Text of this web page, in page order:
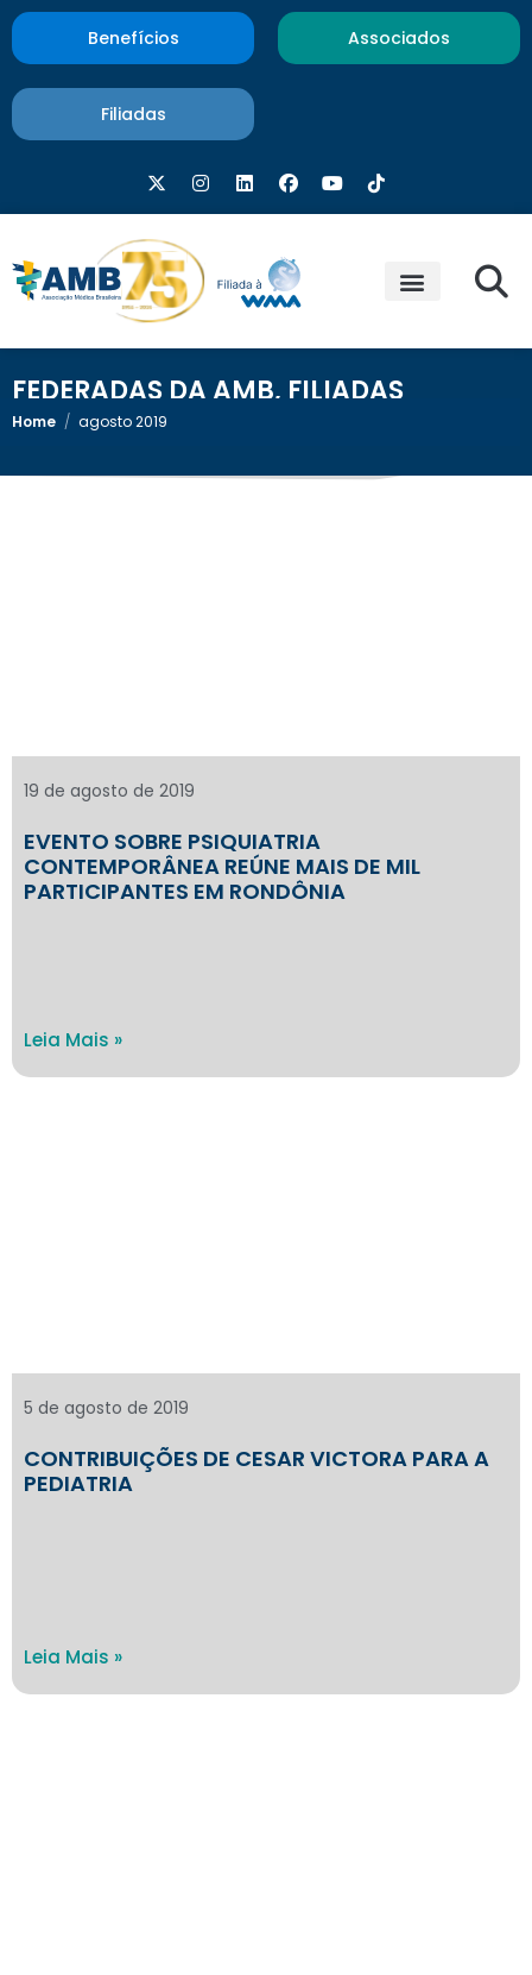
Benefícios Associados
Filiadas
FEDERADAS DA AMB, FILIADAS
Home / agosto 2019
EVENTO SOBRE PSIQUIATRIA
CONTEMPORÂNEA REÚNE MAIS DE MIL
PARTICIPANTES EM RONDÔNIA
19 de agosto de 2019
Leia Mais »
CONTRIBUIÇÕES DE CESAR VICTORA PARA A
PEDIATRIA
5 de agosto de 2019
Leia Mais »